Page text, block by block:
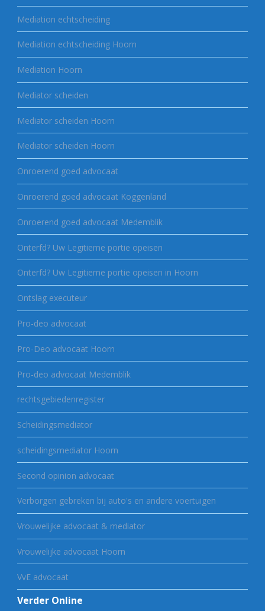
Mediation echtscheiding
Mediation echtscheiding Hoorn
Mediation Hoorn
Mediator scheiden
Mediator scheiden Hoorn
Mediator scheiden Hoorn
Onroerend goed advocaat
Onroerend goed advocaat Koggenland
Onroerend goed advocaat Medemblik
Onterfd? Uw Legitieme portie opeisen
Onterfd? Uw Legitieme portie opeisen in Hoorn
Ontslag executeur
Pro-deo advocaat
Pro-Deo advocaat Hoorn
Pro-deo advocaat Medemblik
rechtsgebiedenregister
Scheidingsmediator
scheidingsmediator Hoorn
Second opinion advocaat
Verborgen gebreken bij auto's en andere voertuigen
Vrouwelijke advocaat & mediator
Vrouwelijke advocaat Hoorn
VvE advocaat
Verder Online